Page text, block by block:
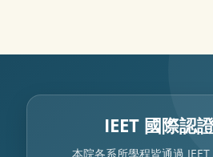
IEET 國際認
本院各系所學程皆通過 IEET